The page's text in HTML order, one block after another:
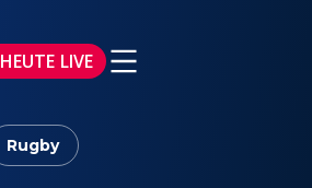
HEUTE LIVE
Rugby